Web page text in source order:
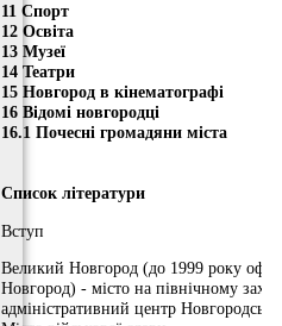
11 Спорт
12 Освіта
13 Музеї
14 Театри
15 Новгород в кінематографі
16 Відомі новгородці
16.1 Почесні громадяни міста
Список літератури
Вступ
Великий Новгород (до 1999 року
Новгород) - місто на північному
адміністративний центр